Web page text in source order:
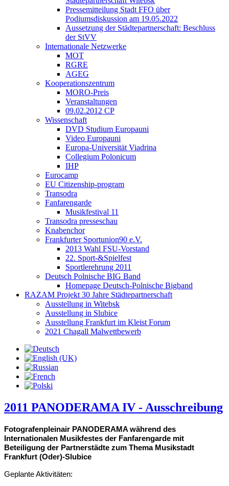
Pressemitteilung Stadt FFO über
Podiumsdiskussion am 19.05.2022
Aussetzung der Städtepartnerschaft: Beschluss
der StVV
Internationale Netzwerke
MOT
RGRE
AGEG
Kooperationszentrum
MORO-Preis
Veranstaltungen
09.02.2012 CP
Wissenschaft
DVD Studium Europauni
Video Europauni
Europa-Universität Viadrina
Collegium Polonicum
IHP
Eurocamp
EU Citizenship-program
Transodra
Fanfarengarde
Musikfestival 11
Transodra presseschau
Knabenchor
Frankfurter Sportunion90 e.V.
2013 Wahl FSU-Vorstand
22. Sport-&Spielfest
Sportlerehrung 2011
Deutsch Polnische BIG Band
Homepage Deutsch-Polnische Bigband
RAZAM Projekt 30 Jahre Städtepartnerschaft
Ausstellung in Witebsk
Ausstellung in Slubice
Ausstellung Frankfurt im Kleist Forum
2021 Chagall Malwettbewerb
2011 PANODERAMA IV - Ausschreibung
Fotografenpleinair PANODERAMA während des
Internationalen Musikfestes der Fanfarengarde mit
Beteiligung der Partnerstädte zum Thema Musikstadt
Frankfurt (Oder)-Slubice
Geplante Aktivitäten: